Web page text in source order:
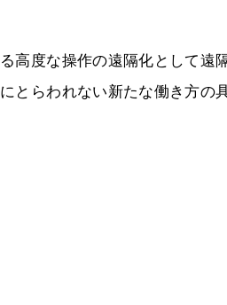
高度な操作の遠隔化として遠
とらわれない新たな働き方の